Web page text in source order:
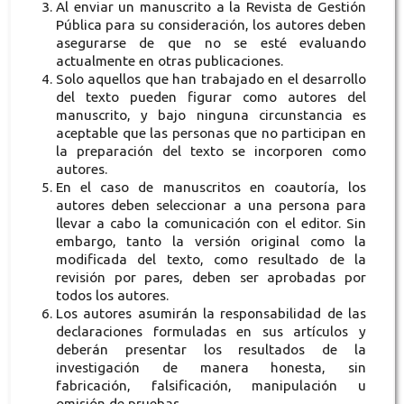
Al enviar un manuscrito a la Revista de Gestión
Pública para su consideración, los autores deben
asegurarse de que no se esté evaluando
actualmente en otras publicaciones.
Solo aquellos que han trabajado en el desarrollo
del texto pueden figurar como autores del
manuscrito, y bajo ninguna circunstancia es
aceptable que las personas que no participan en
la preparación del texto se incorporen como
autores.
En el caso de manuscritos en coautoría, los
autores deben seleccionar a una persona para
llevar a cabo la comunicación con el editor. Sin
embargo, tanto la versión original como la
modificada del texto, como resultado de la
revisión por pares, deben ser aprobadas por
todos los autores.
Los autores asumirán la responsabilidad de las
declaraciones formuladas en sus artículos y
deberán presentar los resultados de la
investigación de manera honesta, sin
fabricación, falsificación, manipulación u